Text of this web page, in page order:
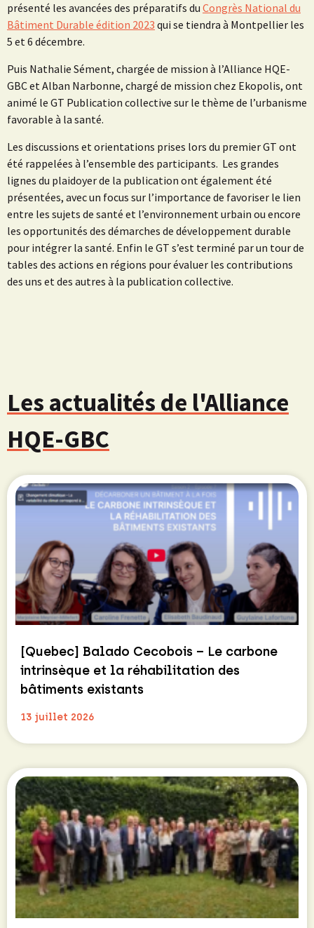
présenté les avancées des préparatifs du Congrès National du
Bâtiment Durable édition 2023 qui se tiendra à Montpellier les
5 et 6 décembre.
Puis Nathalie Sément, chargée de mission à l’Alliance HQE-
GBC et Alban Narbonne, chargé de mission chez Ekopolis, ont
animé le GT Publication collective sur le thème de l’urbanisme
favorable à la santé.
Les discussions et orientations prises lors du premier GT ont
été rappelées à l’ensemble des participants. Les grandes
lignes du plaidoyer de la publication ont également été
présentées, avec un focus sur l’importance de favoriser le lien
entre les sujets de santé et l’environnement urbain ou encore
les opportunités des démarches de développement durable
pour intégrer la santé. Enfin le GT s’est terminé par un tour de
tables des actions en régions pour évaluer les contributions
des uns et des autres à la publication collective.
Les actualités de l'Alliance
HQE-GBC
[Quebec] Balado Cecobois – Le carbone
intrinsèque et la réhabilitation des
bâtiments existants
13 juillet 2026